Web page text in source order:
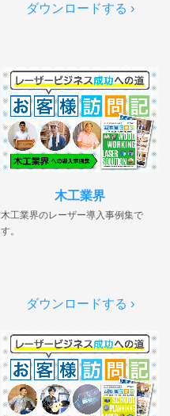
ダウンロードする ›
木工業界
木工業界のレーザー導入事例集で
す。
ダウンロードする ›